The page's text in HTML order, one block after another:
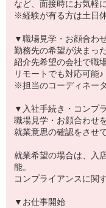
など、面接時にお気軽
※経験が有る方は土日
▼職場見学・お顔合わ
勤務先の希望が決まっ
紹介先希望の会社で職
リモートでも対応可能♪
※担当のコーディネー
▼入社手続き・コンプ
職場見学・お顔合わせ
就業意思の確認をさせ
就業希望の場合は、入
能。
コンプライアンスに関
▼お仕事開始